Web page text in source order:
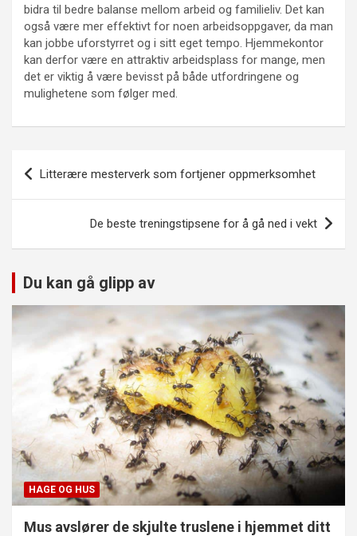
bidra til bedre balanse mellom arbeid og familieliv. Det kan
også være mer effektivt for noen arbeidsoppgaver, da man
kan jobbe uforstyrret og i sitt eget tempo. Hjemmekontor
kan derfor være en attraktiv arbeidsplass for mange, men
det er viktig å være bevisst på både utfordringene og
mulighetene som følger med.
Innleggsnavigasjon
Litterære mesterverk som fortjener oppmerksomhet
De beste treningstipsene for å gå ned i vekt
Du kan gå glipp av
HAGE OG HUS
Mus avslører de skjulte truslene i hjemmet ditt